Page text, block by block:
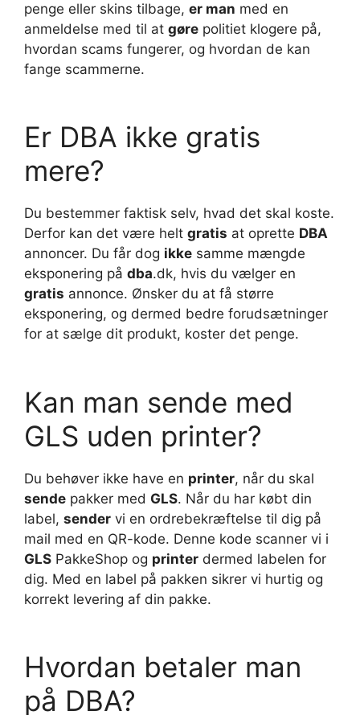
penge eller skins tilbage, er man med en
anmeldelse med til at gøre politiet klogere på,
hvordan scams fungerer, og hvordan de kan
fange scammerne.
Er DBA ikke gratis
mere?
Du bestemmer faktisk selv, hvad det skal koste.
Derfor kan det være helt gratis at oprette DBA
annoncer. Du får dog ikke samme mængde
eksponering på dba.dk, hvis du vælger en
gratis annonce. Ønsker du at få større
eksponering, og dermed bedre forudsætninger
for at sælge dit produkt, koster det penge.
Kan man sende med
GLS uden printer?
Du behøver ikke have en printer, når du skal
sende pakker med GLS. Når du har købt din
label, sender vi en ordrebekræftelse til dig på
mail med en QR-kode. Denne kode scanner vi i
GLS PakkeShop og printer dermed labelen for
dig. Med en label på pakken sikrer vi hurtig og
korrekt levering af din pakke.
Hvordan betaler man
på DBA?